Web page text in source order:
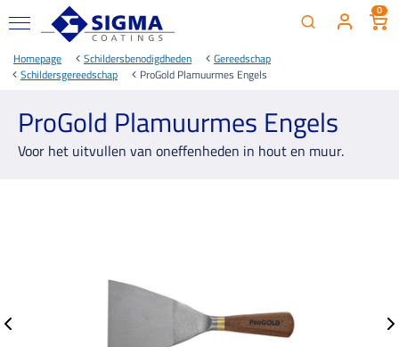
0
Homepage Schildersbenodigdheden
Gereedschap
Schildersgereedschap
ProGold Plamuurmes Engels
ProGold Plamuurmes Engels
Voor het uitvullen van oneffenheden in hout en muur.